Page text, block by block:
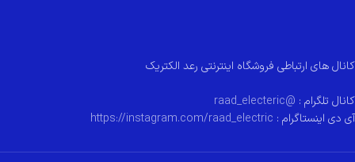
کانال های ارتباطی فروشگاه اینترنتی رعد الکتریک
کانال تلگرام : @raad_electeric
آی دی اینستاگرام : https://instagram.com/raad_electric